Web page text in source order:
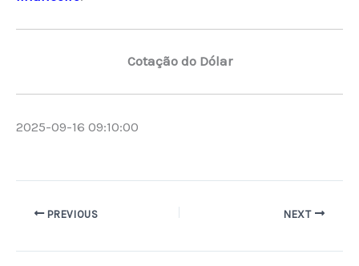
Cotação do Dólar
2025-09-16 09:10:00
PREVIOUS NEXT